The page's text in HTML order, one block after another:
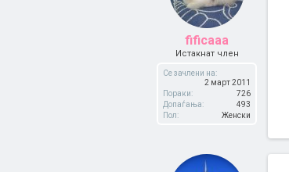
fificaaa
Истакнат член
Се зачлени на:
2 март 2011
Пораки:
726
Допаѓања:
493
Пол:
Женски